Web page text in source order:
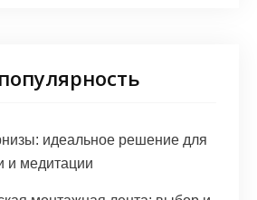
идеальное решение для
и медитации